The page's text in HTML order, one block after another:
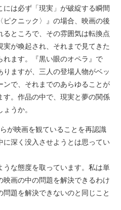
には必ず「現実」が破綻する瞬間
クニック〉』の場合、映画の後
ところで、その雰囲気は転換点
が喚起され、それまで見てきた
れます。『黒い眼のオペラ』で
りますが、三人の登場人物がベッ
ンで、それまでのあらゆることが
。作品の中で、現実と夢の関係
うか。
が映画を観ていることを再認識
に深く没入させようとは思ってい
な態度を取っています。私は単
画の中の問題を解決できるわけ
題を解決できないのと同じこと